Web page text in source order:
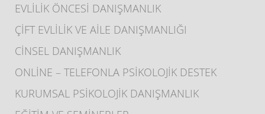
EVLİLİK ÖNCESİ DANIŞMANLIK
ÇİFT EVLİLİK VE AİLE DANIŞMANLIĞI
CİNSEL DANIŞMANLIK
ONLİNE – TELEFONLA PSİKOLOJİK DESTEK
KURUMSAL PSİKOLOJİK DANIŞMANLIK